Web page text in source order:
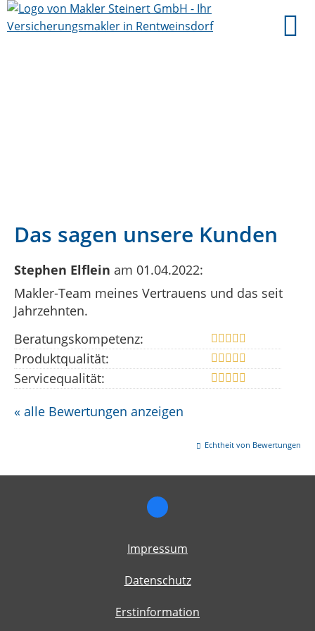
Das sagen unsere Kunden
Stephen Elflein am 01.04.2022:
Makler-Team meines Vertrauens und das seit
Jahrzehnten.
Beratungskompetenz:
Produktqualität:
Servicequalität:
« alle Bewertungen anzeigen
Echtheit von Bewertungen
Impressum
Datenschutz
Erstinformation